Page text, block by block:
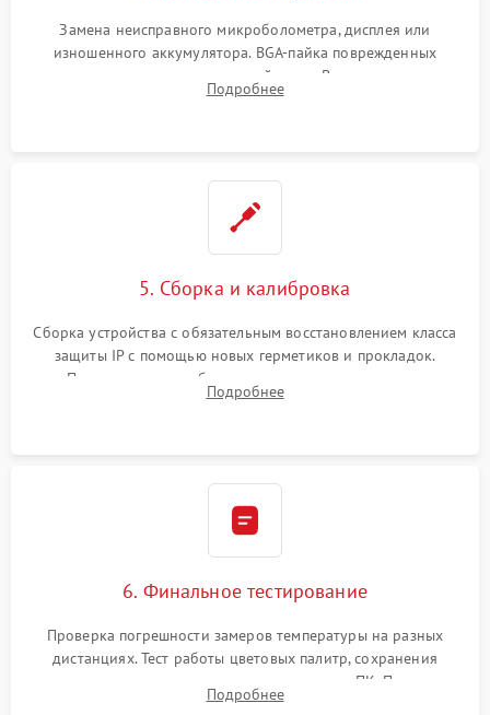
Замена неисправного микроболометра, дисплея или
изношенного аккумулятора. BGA-пайка поврежденных
контроллеров на материнской плате. Восстановление
разъемов и кнопок, замена поврежденных элементов
Подробнее
5. Сборка и калибровка
Сборка устройства с обязательным восстановлением класса
защиты IP с помощью новых герметиков и прокладок.
Программная калибровка матрицы по эталонному
абсолютно черному телу для точного измерения температур.
Подробнее
6. Финальное тестирование
Проверка погрешности замеров температуры на разных
дистанциях. Тест работы цветовых палитр, сохранения
термограмм в память и передачи данных на ПК. Проверка
автономности работы и итоговый контроль качества.
Подробнее